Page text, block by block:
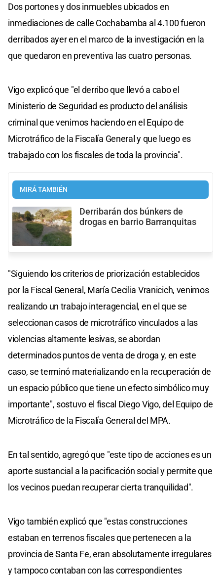
Dos portones y dos inmuebles ubicados en
inmediaciones de calle Cochabamba al 4.100 fueron
derribados ayer en el marco de la investigación en la
que quedaron en preventiva las cuatro personas.
Vigo explicó que "el derribo que llevó a cabo el
Ministerio de Seguridad es producto del análisis
criminal que venimos haciendo en el Equipo de
Microtráfico de la Fiscalía General y que luego es
trabajado con los fiscales de toda la provincia".
MIRÁ TAMBIÉN
Derribarán dos búnkers de
drogas en barrio Barranquitas
"Siguiendo los criterios de priorización establecidos
por la Fiscal General, María Cecilia Vranicich, venimos
realizando un trabajo interagencial, en el que se
seleccionan casos de microtráfico vinculados a las
violencias altamente lesivas, se abordan
determinados puntos de venta de droga y, en este
caso, se terminó materializando en la recuperación de
un espacio público que tiene un efecto simbólico muy
importante", sostuvo el fiscal Diego Vigo, del Equipo de
Microtráfico de la Fiscalía General del MPA.
En tal sentido, agregó que "este tipo de acciones es un
aporte sustancial a la pacificación social y permite que
los vecinos puedan recuperar cierta tranquilidad".
Vigo también explicó que "estas construcciones
estaban en terrenos fiscales que pertenecen a la
provincia de Santa Fe, eran absolutamente irregulares
y tampoco contaban con las correspondientes